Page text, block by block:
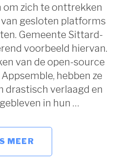
om zich te onttrekken
gesloten platforms
Gemeente Sittard-
voorbeeld hiervan.
van de open-source
hebben ze
drastisch verlaagd en
in hun …
MEER